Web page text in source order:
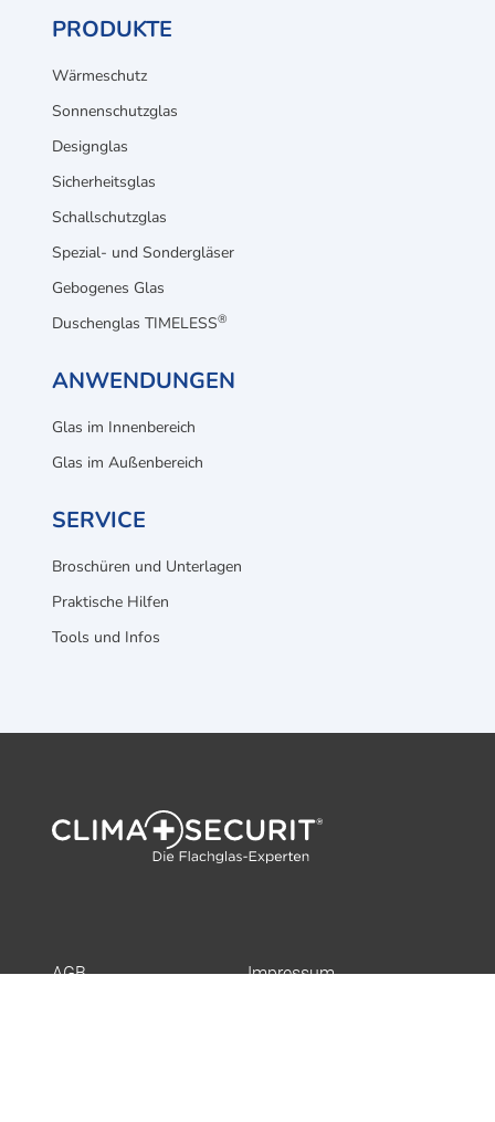
PRODUKTE
Wärmeschutz
Sonnenschutzglas
Designglas
Sicherheitsglas
Schallschutzglas
Spezial- und Sondergläser
Gebogenes Glas
Duschenglas TIMELESS®
ANWENDUNGEN
Glas im Innenbereich
Glas im Außenbereich
SERVICE
Broschüren und Unterlagen
Praktische Hilfen
Tools und Infos
AGB Impressum